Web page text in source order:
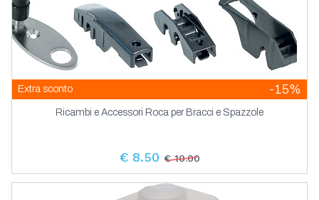
Extra sconto -15%
Ricambi e Accessori Roca per Bracci e Spazzole
€ 8.50 € 10.00